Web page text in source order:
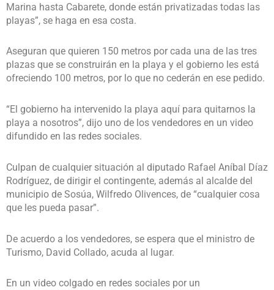
Marina hasta Cabarete, donde están privatizadas todas las
playas”, se haga en esa costa.
Aseguran que quieren 150 metros por cada una de las tres
plazas que se construirán en la playa y el gobierno les está
ofreciendo 100 metros, por lo que no cederán en ese pedido.
“El gobierno ha intervenido la playa aquí para quitarnos la
playa a nosotros”, dijo uno de los vendedores en un video
difundido en las redes sociales.
Culpan de cualquier situación al diputado Rafael Aníbal Díaz
Rodríguez, de dirigir el contingente, además al alcalde del
municipio de Sosúa, Wilfredo Olivences, de “cualquier cosa
que les pueda pasar”.
De acuerdo a los vendedores, se espera que el ministro de
Turismo, David Collado, acuda al lugar.
En un video colgado en redes sociales por un